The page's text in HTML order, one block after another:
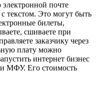
почте
текстом. Это могут быть
билеты,
сшиваете при
заказчику через
плату можно
интернет бизнес
МФУ. Его стоимость